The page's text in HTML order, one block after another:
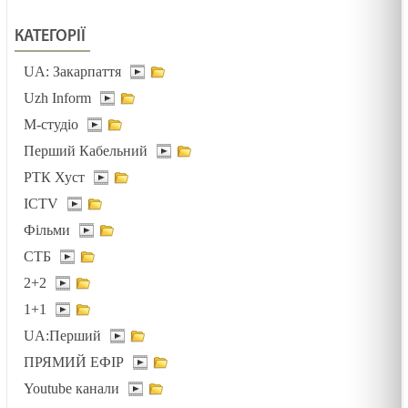
файно
ТРИ АГРЕГАТНІ СТАНИ /1493/ Майтеся файно
05.02.2025
03.02.2025
Зустрітись для стосунків. Лк 2:22-40. Стрітеня
КАТЕГОРІЇ
UA: Закарпаття
Uzh Inform
М-студіо
Перший Кабельний
РТК Хуст
ICTV
Фільми
СТБ
2+2
1+1
UA:Перший
ПРЯМИЙ ЕФІР
Youtube канали